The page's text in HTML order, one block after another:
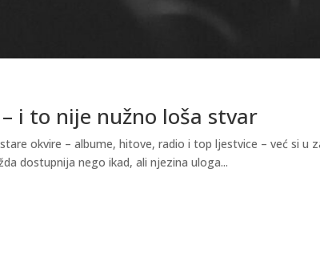
i to nije nužno loša stvar
okvire – albume, hitove, radio i top ljestvice – već si
dostupnija nego ikad, ali njezina uloga...